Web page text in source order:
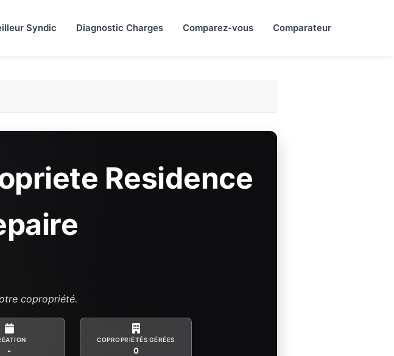
Syndic Diagnostic Charges Comparez-vous Comparateur
Residence
copropriété.
-
COPROPRIÉTÉS GÉRÉES
0